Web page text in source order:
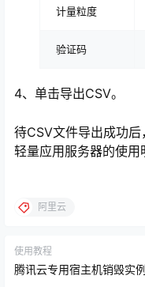
计量粒度
验证码
4、单击导出CSV。
待CSV文件导出成功
轻量应用服务器的使用
阿里云
使用教程
腾讯云专用宿主机销毁实例